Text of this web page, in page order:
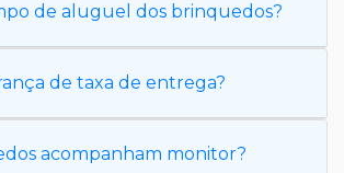
de aluguel dos brinquedos?
de taxa de entrega?
acompanham monitor?